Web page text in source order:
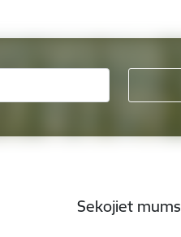
Sekojiet mums